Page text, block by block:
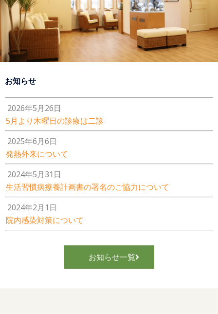
お知らせ
2026年5月26日
5月より木曜日の診療は二診
2025年6月6日
発熱外来について
2024年5月31日
生活習慣病療養計画書の署名のご協力について
2024年2月1日
院内感染対策について
お知らせ一覧